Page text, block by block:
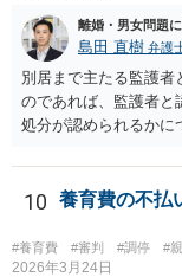
長期別居となるので
求が認容される余地は
なければならないこ
たされるといった定式
ろです。
離婚・男女問題
島田 直樹 弁護
別居まで主たる監護者
のであれば、監護者と
処分が認められるかに
す。 精神的なご負担
しながら手続を進めて
10 養育費の不払
#養育費 #審判 #調停 #
2026年3月24日